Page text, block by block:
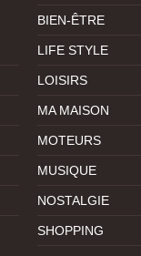
BIEN-ÊTRE
LIFE STYLE
LOISIRS
MA MAISON
MOTEURS
MUSIQUE
NOSTALGIE
SHOPPING